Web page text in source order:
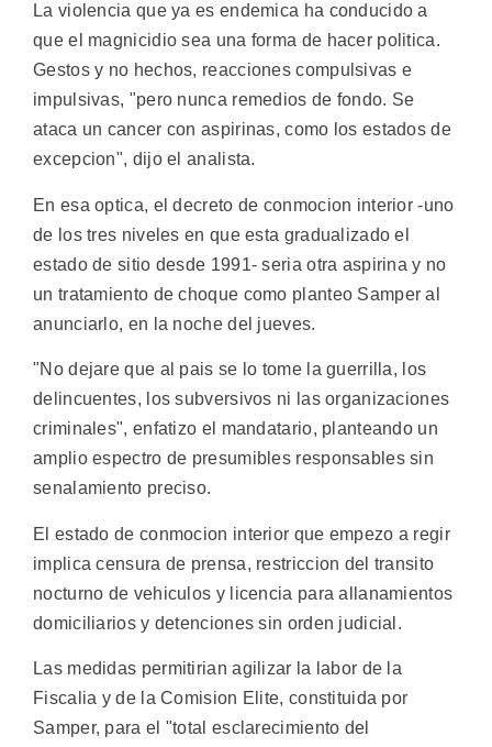
La violencia que ya es endemica ha conducido a
que el magnicidio sea una forma de hacer politica.
Gestos y no hechos, reacciones compulsivas e
impulsivas, "pero nunca remedios de fondo. Se
ataca un cancer con aspirinas, como los estados de
excepcion", dijo el analista.
En esa optica, el decreto de conmocion interior -uno
de los tres niveles en que esta gradualizado el
estado de sitio desde 1991- seria otra aspirina y no
un tratamiento de choque como planteo Samper al
anunciarlo, en la noche del jueves.
"No dejare que al pais se lo tome la guerrilla, los
delincuentes, los subversivos ni las organizaciones
criminales", enfatizo el mandatario, planteando un
amplio espectro de presumibles responsables sin
senalamiento preciso.
El estado de conmocion interior que empezo a regir
implica censura de prensa, restriccion del transito
nocturno de vehiculos y licencia para allanamientos
domiciliarios y detenciones sin orden judicial.
Las medidas permitirian agilizar la labor de la
Fiscalia y de la Comision Elite, constituida por
Samper, para el "total esclarecimiento del